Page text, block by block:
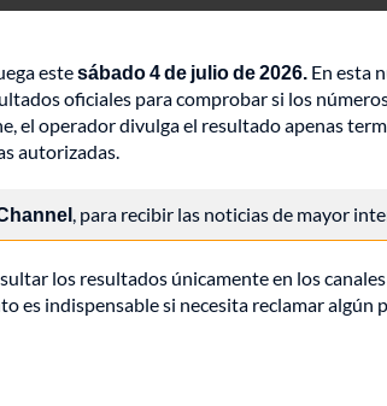
estesábado 4 de julio de 2026. En esta
oficiales para comprobar si los
el operador divulga el resultado apenas
autorizadas.
, para recibir las noticias de mayor
los resultados únicamente en los
es indispensable si necesita reclamar algún